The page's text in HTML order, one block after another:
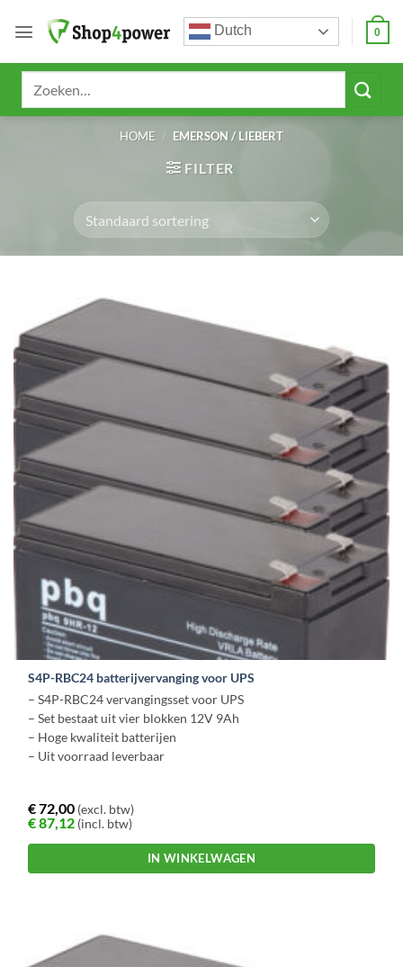
naar
Dutch 0
HOME / EMERSON / LIEBERT
FILTER
S4P-RBC24 batterijvervanging voor UPS
– S4P-RBC24 vervangingsset voor UPS
– Set bestaat uit vier blokken 12V 9Ah
– Hoge kwaliteit batterijen
– Uit voorraad leverbaar
€72,00 (excl. btw)
€87,12 (incl. btw)
IN WINKELWAGEN